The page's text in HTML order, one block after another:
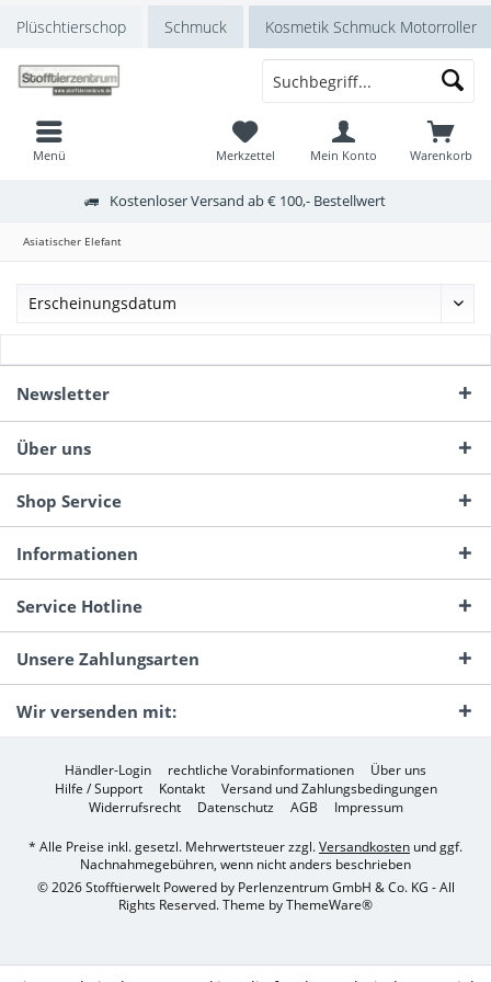
Plüschtierschop Schmuck Kosmetik Schmuck Motorroller
Menü Warenkorb
Merkzettel Mein Konto
Kostenloser Versand ab € 100,- Bestellwert
Asiatischer Elefant
Newsletter
Über uns
Shop Service
Informationen
Service Hotline
Unsere Zahlungsarten
Wir versenden mit:
Händler-Login rechtliche Vorabinformationen
Über uns
Hilfe / Support
Kontakt
Versand und Zahlungsbedingungen
Widerrufsrecht
Datenschutz AGB Impressum
* Alle Preise inkl. gesetzl. Mehrwertsteuer zzgl.Versandkosten und ggf.
Nachnahmegebühren, wenn nicht anders beschrieben
© 2026 Stofftierwelt Powered by Perlenzentrum GmbH & Co. KG - All
Rights Reserved. Theme byThemeWare®